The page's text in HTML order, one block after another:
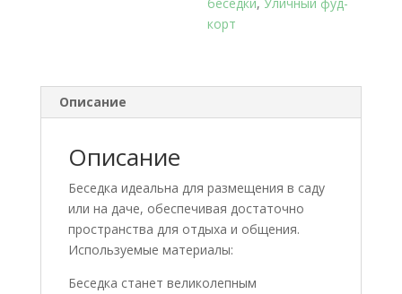
корт
Описание
Описание
Беседка идеальна для размещения в саду
или на даче, обеспечивая достаточно
пространства для отдыха и общения.
Используемые материалы:
Беседка станет великолепным